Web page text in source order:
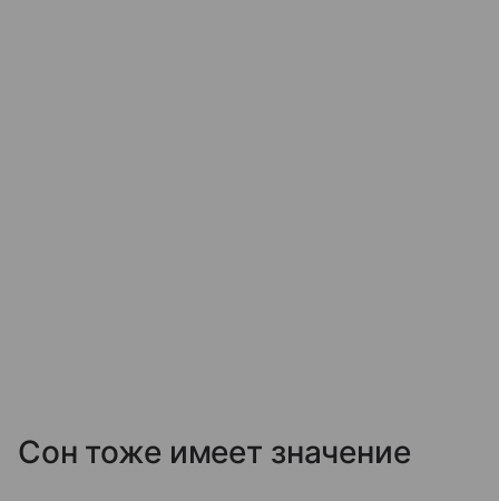
Сон тоже имеет значение